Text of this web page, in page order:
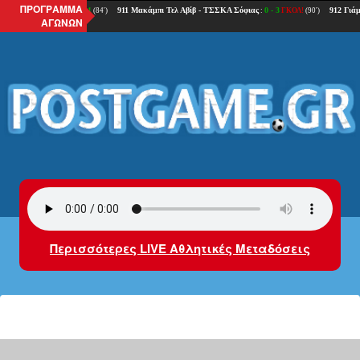
ΠΡΟΓΡΑΜΜΑ
ΑΓΩΝΩΝ
Περισσότερες LIVE Αθλητικές Μεταδόσεις